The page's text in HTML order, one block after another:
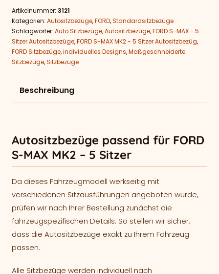
Artikelnummer: 3121
Kategorien: Autositzbezüge,FORD,Standardsitzbezüge
Schlagwörter: Auto Sitzbezüge,Autositzbezüge,FORD S-MAX - 5
Sitzer Autositzbezüge,FORD S-MAX MK2 - 5 Sitzer Autositzbezüg,
FORD Sitzbezüge,individuelles Designs,Maßgeschneiderte
Sitzbezüge,Sitzbezüge
Beschreibung
Autositzbezüge passend für FORD
S-MAX MK2 – 5 Sitzer
Da dieses Fahrzeugmodell werkseitig mit
verschiedenen Sitzausführungen angeboten wurde,
prüfen wir nach Ihrer Bestellung zunächst die
fahrzeugspezifischen Details. So stellen wir sicher,
dass die Autositzbezüge exakt zu Ihrem Fahrzeug
passen.
Alle Sitzbezüge werden individuell nach